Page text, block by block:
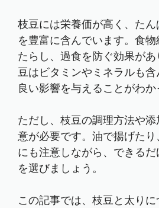
枝豆には栄養価が高く、た
を豊富に含んでいます。食
たらし、過食を防ぐ効果が
豆はビタミンやミネラルも
良い影響を与えることがわか
ただし、枝豆の調理方法や
意が必要です。油で揚げた
にも注意しながら、できる
を選びましょう。
この記事では、枝豆と太り